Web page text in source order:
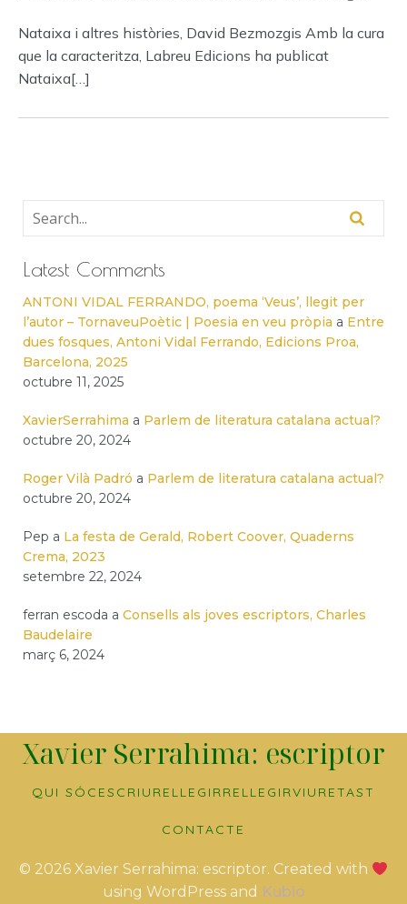
Nataixa i altres històries, David Bezmozgis Amb la cura
que la caracteritza, Labreu Edicions ha publicat
Nataixa[…]
Latest Comments
ANTONI VIDAL FERRANDO, poema ‘Veus’, llegit per
l’autor – TornaveuPoètic | Poesia en veu pròpia a Entre
dues fosques, Antoni Vidal Ferrando, Edicions Proa,
Barcelona, 2025
octubre 11, 2025
XavierSerrahima a Parlem de literatura catalana actual?
octubre 20, 2024
Roger Vilà Padró a Parlem de literatura catalana actual?
octubre 20, 2024
Pep a La festa de Gerald, Robert Coover, Quaderns
Crema, 2023
setembre 22, 2024
ferran escoda a Consells als joves escriptors, Charles
Baudelaire
març 6, 2024
Xavier Serrahima: escriptor
QUI SÓC ESCRIURE LLEGIRRELLEGIRVIURETAST
CONTACTE
© 2026 Xavier Serrahima: escriptor. Created with
using WordPress and Kubio